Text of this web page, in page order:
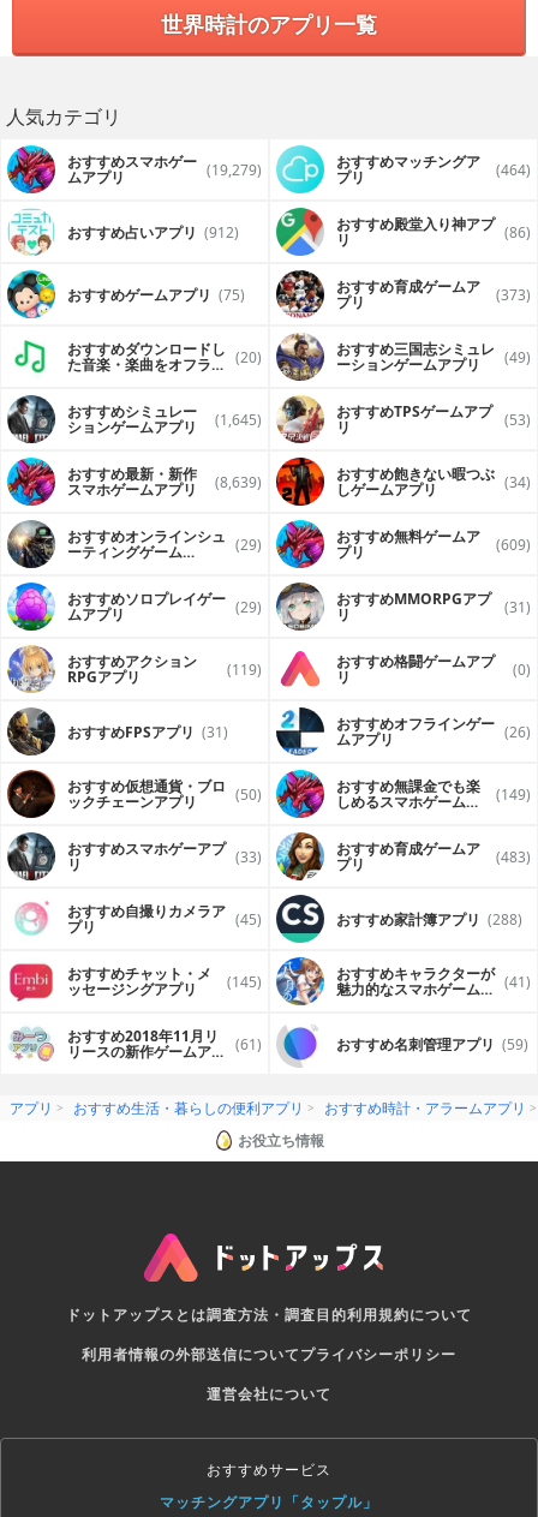
上の時計のタイムゾーンは、スライドメニューで指定しま
を表示します。(月齢の表示ではありません)
効果音オプションは、機械式時計のリアルなチクタク音を再
現します。
TiZo Proには、スケジュール入力用の画面があり、ご使用の
端末のカレンダーアプリに予定を追加する機能があります。
メインの時計画面とよく似ていますが、ふたつのタイムゾー
ン間の時刻の変換を行います。
文字盤を指でくるくるなぞってください。長針が動き、時間
を変更します。
日付表示部分をタップすることで、日付を変更することもで
きます。
スケジュール入力用の画面には、指定した時刻に通知するリ
マインダ機能があります。
「ご注意」
このアプリではカレンダーアプリに書き込む行為を許可して
います。書き込まれた内容は、カレンダーアプリの設定に基
づいて、同期・公開・共有されることがあります。
カレンダーアプリの設定をよく確認してからご使用になるこ
とをお勧めいたします。
このアプリは、できるだけ正確に時刻を変換するように作成
しておりますが、各国のサマータイム制の変更等により、誤
変換されることが起こり得ます。
ご了承ください。
世界時計のアプリ一覧
人気カテゴリ
おすすめスマホゲー
ムアプリ (19,279) おすすめマッチングア
プリ (464)
おすすめ占いアプリ (912) おすすめ殿堂入り神アプ
リ (86)
おすすめゲームアプリ (75) おすすめ育成ゲームア
プリ (373)
おすすめダウンロードし
た音楽・楽曲をオフライ (20) おすすめ三国志シミュレ
ーションゲームアプリ (49)
おすすめシミュレー
ションゲームアプリ (1,645) おすすめTPSゲームアプ
リ (53)
おすすめ最新・新作
スマホゲームアプリ (8,639) おすすめ飽きない暇つぶ
しゲームアプリ (34)
おすすめオンラインシュ
ーティングゲーム (29) おすすめ無料ゲームア
プリ (609)
おすすめソロプレイゲー
ムアプリ (29) おすすめ MMORPGアプ
リ (31)
おすすめアクション
RPGアプリ (119) おすすめ格闘ゲームアプ
リ (0)
おすすめFPSアプリ (31) おすすめオフラインゲー
ムアプリ (26)
おすすめ仮想通貨・ブロ
ックチェーンアプリ (50) おすすめ無課金でも楽
しめるスマホゲームア (149)
おすすめスマホゲーアプ
リ (33) おすすめ育成ゲームア
プリ (483)
おすすめ自撮りカメラア
プリ (45) おすすめ家計簿アプリ (288)
おすすめチャット・メ
ッセージングアプリ (145) おすすめキャラクターが
魅力的なスマホゲームア (41)
おすすめ2018年11月リ
リースの新作ゲームアプ (61) おすすめ名刺管理アプリ (59)
アプリ おすすめ生活・暮らしの便利アプリ
おすすめ時計・アラームアプリ
お役立ち情報
ドットアップスとは調査方法・調査目的利用規約について
利用者情報の外部送信についてプライバシーポリシー
運営会社について
おすすめサービス
マッチングアプリ「タップル」